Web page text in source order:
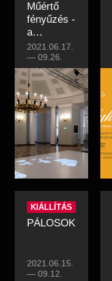
Műértő
fényűzés -
a
nagyharsányi
római villa
apszismozaikja
2021.06.17.
— 09.26.
KIÁLLÍTÁS
PÁLOSOK
2021.06.15.
— 09.12.